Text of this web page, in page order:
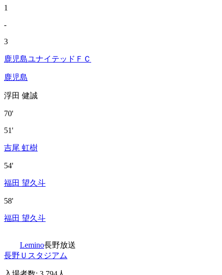
1
-
3
鹿児島ユナイテッドＦＣ
鹿児島
浮田 健誠
70'
51'
吉尾 虹樹
54'
福田 望久斗
58'
福田 望久斗
Lemino長野放送
長野Ｕスタジアム